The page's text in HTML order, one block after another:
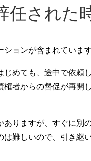
任された
ションが含まれています
じめても、途中で依頼
権者からの督促が再開
ありますが、すぐに別
は難しいので、引き継